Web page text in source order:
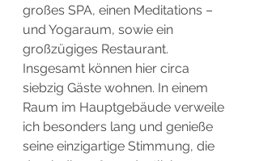
großes SPA, einen Meditations –
und Yogaraum, sowie ein
großzügiges Restaurant.
Insgesamt können hier circa
siebzig Gäste wohnen. In einem
Raum im Hauptgebäude verweile
ich besonders lang und genieße
seine einzigartige Stimmung, die